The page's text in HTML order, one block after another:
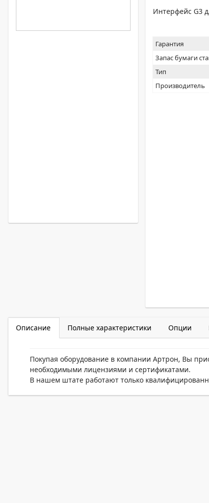
Интерфейс G3
Гарантия
Запас бумаги
Тип
Производитель
Описание Полные характеристики Опции
Покупая оборудование в компании Артрон, Вы
необходимыми лицензиями и сертификатами.
В нашем штате работают только